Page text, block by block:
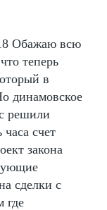
Обажаю всю
теперь
в
динамовское
решили
счет
закона
сделки с
где